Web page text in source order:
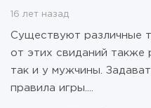
16 лет назад
Существуют различные
от этих свиданий также
так и у мужчины.
правила игры....